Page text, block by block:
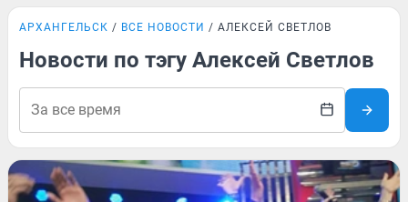
АРХАНГЕЛЬСК ВСЕ НОВОСТИ АЛЕКСЕЙ СВЕТЛОВ
Новости по тэгу Алексей Светлов